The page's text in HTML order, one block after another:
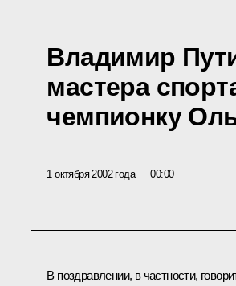
Владимир
мастера
чемпионку
1 октября 2002 года 00:00
В поздравлении, в частности,